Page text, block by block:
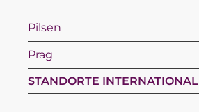
Pilsen
Prag
STANDORTE INTERNATIONAL